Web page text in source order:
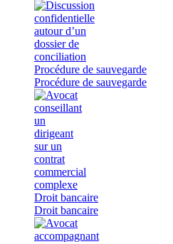
Procédure de sauvegarde
Procédure de sauvegarde
Droit bancaire
Droit bancaire